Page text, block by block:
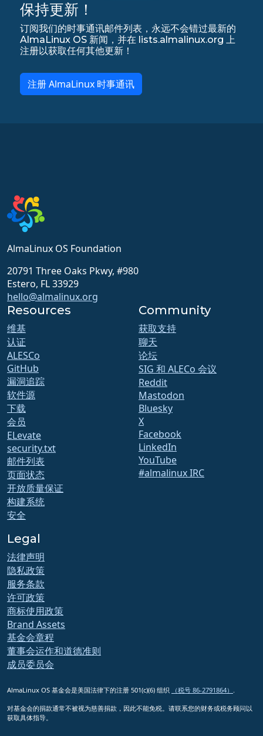
保持更新！
订阅我们的时事通讯邮件列表，永远不会错过最新的
AlmaLinux OS 新闻，并在 lists.almalinux.org 上
注册以获取任何其他更新！
注册 AlmaLinux 时事通讯
AlmaLinux OS Foundation
20791 Three Oaks Pkwy, #980
Estero, FL 33929
hello@almalinux.org
Resources
维基
认证
ALESCo
GitHub
漏洞追踪
软件源
下载
会员
ELevate
security.txt
邮件列表
页面状态
开放质量保证
构建系统
安全
Community
获取支持
聊天
论坛
SIG 和 ALECo 会议
Reddit
Mastodon
Bluesky
X
Facebook
LinkedIn
YouTube
#almalinux IRC
Legal
法律声明
隐私政策
服务条款
许可政策
商标使用政策
Brand Assets
基金会章程
董事会运作和道德准则
成员委员会
AlmaLinux OS 基金会是美国法律下的注册 501(c)(6) 组织 （税号 86-2791864） .
对基金会的捐款通常不被视为慈善捐款，因此不能免税。请联系您的财务或税务顾问以
获取具体指导。